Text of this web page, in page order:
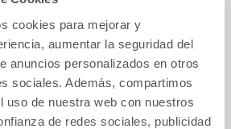
cookies para mejorar y
aumentar la seguridad del
anuncios personalizados en otros
sociales. Además, compartimos
uso de nuestra web con nuestros
de redes sociales, publicidad